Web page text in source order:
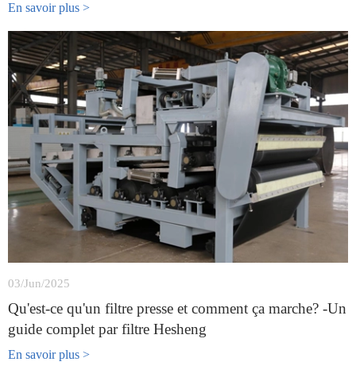
En savoir plus >
03/Jun/2025
Qu'est-ce qu'un filtre presse et comment ça marche? -Un
guide complet par filtre Hesheng
En savoir plus >